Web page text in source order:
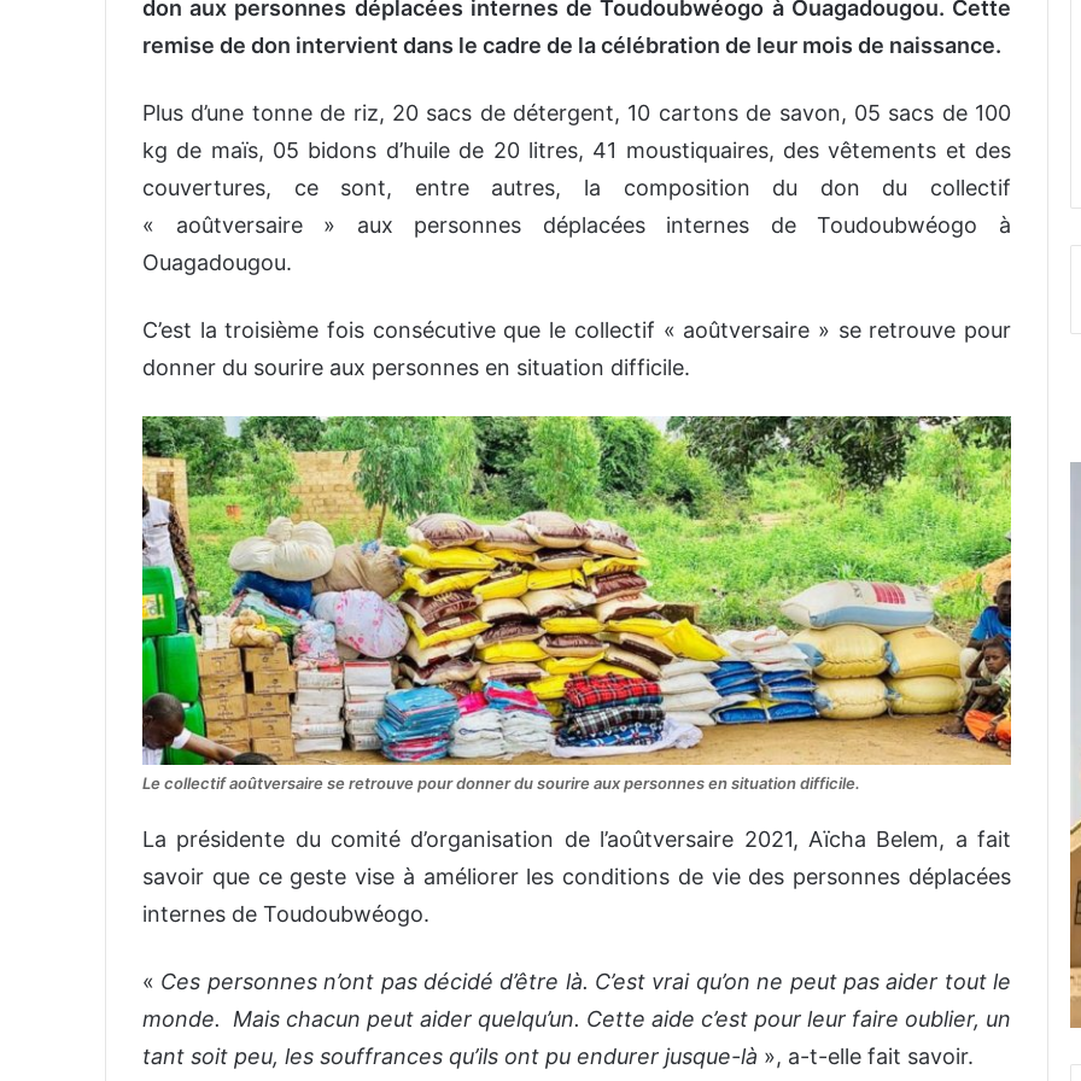
don aux personnes déplacées internes de Toudoubwéogo à Ouagadougou. Cette
remise de don intervient dans le cadre de la célébration de leur mois de naissance.
Plus d’une tonne de riz, 20 sacs de détergent, 10 cartons de savon, 05 sacs de 100
kg de maïs, 05 bidons d’huile de 20 litres, 41 moustiquaires, des vêtements et des
couvertures, ce sont, entre autres, la composition du don du collectif
« aoûtversaire » aux personnes déplacées internes de Toudoubwéogo à
Ouagadougou.
C’est la troisième fois consécutive que le collectif « aoûtversaire » se retrouve pour
donner du sourire aux personnes en situation difficile.
Le collectif aoûtversaire se retrouve pour donner du sourire aux personnes en situation difficile.
La présidente du comité d’organisation de l’aoûtversaire 2021, Aïcha Belem, a fait
savoir que ce geste vise à améliorer les conditions de vie des personnes déplacées
internes de Toudoubwéogo.
« Ces personnes n’ont pas décidé d’être là. C’est vrai qu’on ne peut pas aider tout le
monde. Mais chacun peut aider quelqu’un. Cette aide c’est pour leur faire oublier, un
tant soit peu, les souffrances qu’ils ont pu endurer jusque-là », a-t-elle fait savoir.